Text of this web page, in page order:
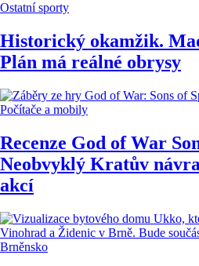
Ostatní sporty
Historický okamžik.
Plán má reálné obrysy
Počítače a mobily
Recenze God of War
Neobvyklý Kratův
akcí
Brněnsko